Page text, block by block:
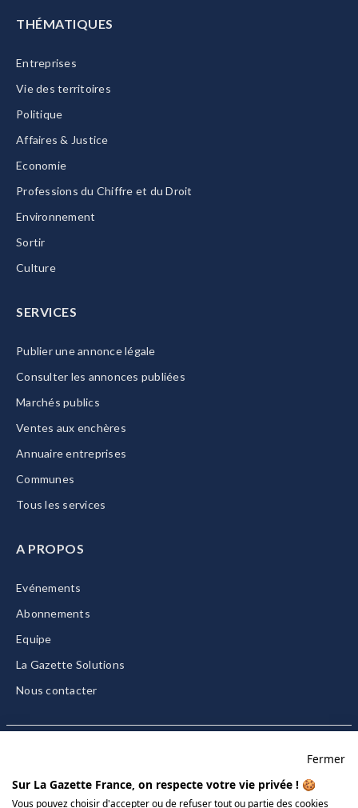
THÉMATIQUES
Entreprises
Vie des territoires
Politique
Affaires & Justice
Economie
Professions du Chiffre et du Droit
Environnement
Sortir
Culture
SERVICES
Publier une annonce légale
Consulter les annonces publiées
Marchés publics
Ventes aux enchères
Annuaire entreprises
Communes
Tous les services
A PROPOS
Evénements
Abonnements
Equipe
La Gazette Solutions
Nous contacter
CGU/CGV
Fermer
Sur La Gazette France, on respecte votre vie privée ! 🍪
Vous pouvez choisir d'accepter ou de refuser tout ou partie des cookies